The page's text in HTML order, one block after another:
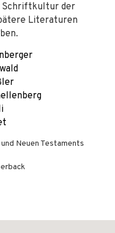
Schriftkultur der
Literaturen
Neuen Testaments